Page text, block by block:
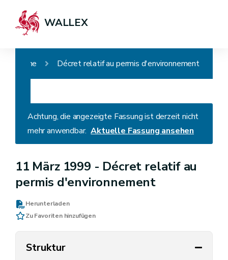
WALLEX
Home Décret relatif au permis d'environnement
Achtung, die angezeigte Fassung ist derzeit nicht
mehr anwendbar. Aktuelle Fassung ansehen
11 März 1999 - Décret relatif au
permis d'environnement
Herunterladen
Zu Favoriten hinzufügen
Struktur